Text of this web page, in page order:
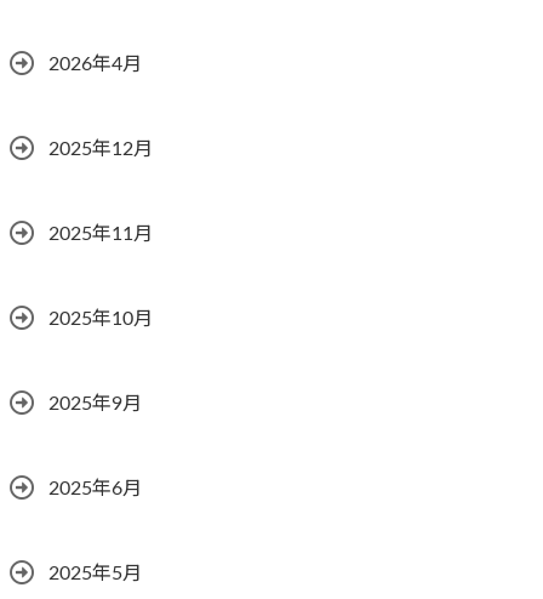
2026年4月
2025年12月
2025年11月
2025年10月
2025年9月
2025年6月
2025年5月